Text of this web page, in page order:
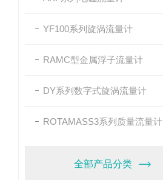
YF100系列旋涡流量计
RAMC型金属浮子流量计
DY系列数字式旋涡流量计
ROTAMASS3系列质量流量计
全部产品分类